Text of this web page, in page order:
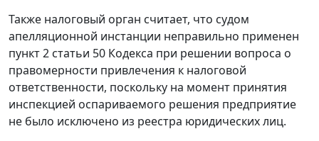
Также налоговый орган считает, что судом
апелляционной инстанции неправильно применен
пункт 2 статьи 50 Кодекса при решении вопроса о
правомерности привлечения к налоговой
ответственности, поскольку на момент принятия
инспекцией оспариваемого решения предприятие
не было исключено из реестра юридических лиц.